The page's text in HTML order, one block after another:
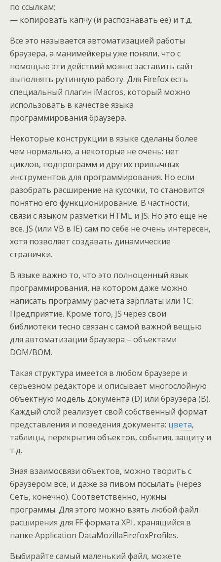
по ссылкам;
— копировать капчу (и распознавать ее) и т.д.
Все это называется автоматизацией работы
браузера, а манимейкеры уже поняли, что с
помощью эти действий можно заставить сайт
выполнять рутинную работу. Для Firefox есть
специальный плагин iMacros, который можно
использовать в качестве языка
программирования браузера.
Некоторые конструкции в языке сделаны более
чем нормально, а некоторые не очень: нет
циклов, подпрограмм и других привычных
инструментов для программирования. Но если
разобрать расширение на кусочки, то становится
понятно его функционирование. В частности,
связи с языком разметки HTML и JS. Но это еще не
все. JS (или VB в IE) сам по себе не очень интересен,
хотя позволяет создавать динамические
странички.
В языке важно то, что это полноценный язык
программирования, на котором даже можно
написать программу расчета зарплаты или 1С:
Предприятие. Кроме того, JS через свои
библиотеки тесно связан с самой важной вещью
для автоматизации браузера – объектами
DOM/BOM.
Такая структура имеется в любом браузере и
серьезном редакторе и описывает многослойную
объектную модель документа (D) или браузера (B).
Каждый слой реализует свой собственный формат
представления и поведения документа: цвета,
таблицы, перекрытия объектов, события, защиту и
т.д.
Зная взаимосвязи объектов, можно творить с
браузером все, и даже за пивом посылать (через
Сеть, конечно). Соответственно, нужны
программы. Для этого можно взять любой файл
расширения для FF формата XPI, хранящийся в
папке Application DataMozillaFirefoxProfiles.
Выбирайте самый маленький файл, можете